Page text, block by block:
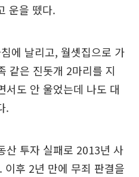
운을 뗐다.
에 날리고, 월셋집으로 가
같은 진돗개 2마리를 지
서도 안 울었는데 나도 대
.
산 투자 실패로 2013년 사
후 2년 만에 무죄 판결을